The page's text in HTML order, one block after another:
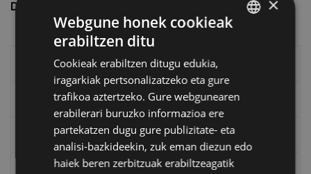
Data
Eibarko liburuak
eta kitto
"Eibar" rebista sarean
Goi Argi aldizkaria
×
Webgune honek cookieak
erabiltzen ditu
Cookieak erabiltzen ditugu edukia,
iragarkiak pertsonalizatzeko eta gure
trafikoa aztertzeko. Gure webgunearen
erabilerari buruzko informazioa ere
partekatzen dugu gure publizitate- eta
analisi-bazkideekin, zuk eman diezun edo
haiek beren zerbitzuak erabiltzeagatik